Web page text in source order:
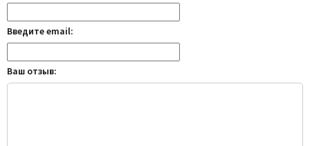
Введите email:
Ваш отзыв: